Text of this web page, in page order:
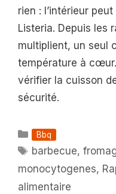
rien : l’intérieur
Listeria. Depuis les
multiplient, un seul
température à
vérifier la cuisson
sécurité.
Catégories
Bbq
Étiquettes
barbecue,
monocytogenes,
alimentaire